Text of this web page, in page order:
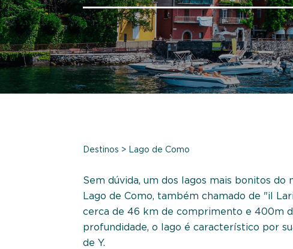
Destinos > Lago de Como
Sem dúvida, um dos lagos mais bonitos do
Lago de Como, também chamado de "il
cerca de 46 km de comprimento e 400m
profundidade, o lago é característico por
de Y.